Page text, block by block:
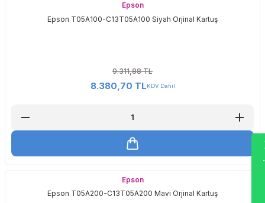
Deneyimini Paylaş
Epson
Epson T05A100-C13T05A100 Siyah Orjinal Kartuş
9.311,88 TL
8.380,70 TLKDV Dahil
Epson
Epson T05A200-C13T05A200 Mavi Orjinal Kartuş